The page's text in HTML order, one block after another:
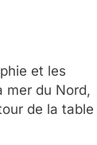
et les
mer du Nord,
de la table